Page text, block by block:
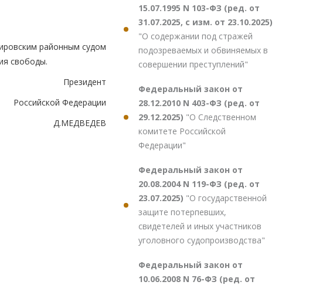
районным судом
свободы.
Президент
Российской Федерации
Д.МЕДВЕДЕВ
15.07.1995 N 103-ФЗ (ред. от
31.07.2025, с изм. от 23.10.2025)
"О содержании под стражей
подозреваемых и обвиняемых в
совершении преступлений"
Федеральный закон от
28.12.2010 N 403-ФЗ (ред. от
29.12.2025) "О Следственном
комитете Российской
Федерации"
Федеральный закон от
20.08.2004 N 119-ФЗ (ред. от
23.07.2025) "О государственной
защите потерпевших,
свидетелей и иных участников
уголовного судопроизводства"
Федеральный закон от
10.06.2008 N 76-ФЗ (ред. от